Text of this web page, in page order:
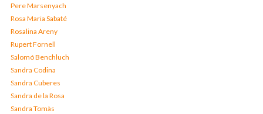
Pere Marsenyach
Rosa Maria Sabaté
Rosalina Areny
Rupert Fornell
Salomó Benchluch
Sandra Codina
Sandra Cuberes
Sandra de la Rosa
Sandra Tomàs